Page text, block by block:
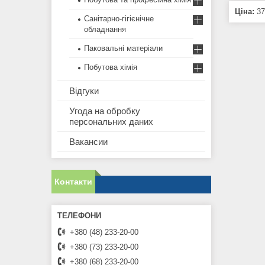
Ціна:
Санітарно-гігієнічне
обладнання
Паковальні матеріали
Побутова хімія
Відгуки
Угода на обробку
персональних даних
Вакансии
Контакти
+380 (48) 233-20-00
+380 (73) 233-20-00
+380 (68) 233-20-00